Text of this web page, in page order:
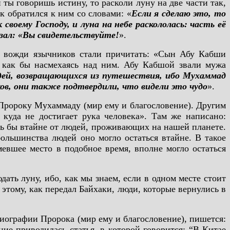
говоришь истину, то расколи луну на две части так,
обратился к ним со словами: «Если я сделаю это, то
Господу, и луна на небе раскололась: часть её
«Вы свидетельствуйте!».
язычников стали причитать: «Сын Абу Кабши
бы насмехаясь над ним. Абу Кабшой звали мужа
возвращающихся из путешествия, ибо Мухаммад
они также подтвердили, что видели это чудо».
Мухаммаду (мир ему и благословение). Другим
не достигает рука человека». Там же написано:
бы втайне от людей, проживающих на нашей планете.
людей оно могло остаться втайне. В такое
место в подобное время, вполне могло остаться
луну, ибо, как мы знаем, если в одном месте стоит
как передал Байхаки, люди, которые вернулись в
Пророка (мир ему и благословение), пишется: